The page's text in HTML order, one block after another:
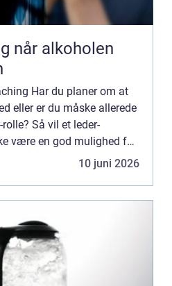
Har du planer om at
eller er du måske allerede
Så vil et leder-
være en god mulighed for
og talenter. Dette vil
10 juni 2026